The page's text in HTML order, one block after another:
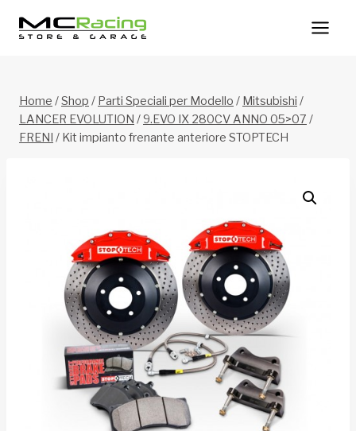
Home /Shop / Parti Speciali per Modello / Mitsubishi /
LANCER EVOLUTION /9.EVO IX 280CV ANNO 05>07 /
FRENI / Kit impianto frenante anteriore STOPTECH